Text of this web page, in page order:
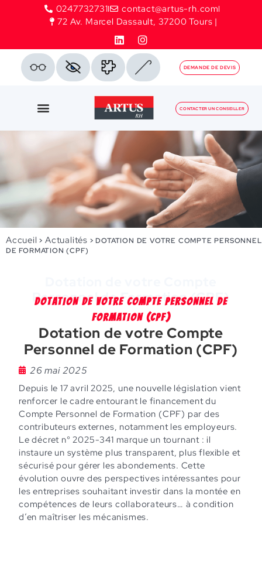
0247732731
contact@artus-rh.com
72 Av. Marcel Dassault, 37200 Tours |
DEMANDE DE DEVIS
CONTACTER UN CONSEILLER
Accueil >Actualités >DOTATION DE VOTRE COMPTE PERSONNEL
DE FORMATION (CPF)
Personnel de Formation (CPF)
DOTATION DE VOTRE COMPTE PERSONNEL DE
FORMATION (CPF)
Dotation de votre Compte
Personnel de Formation (CPF)
26 mai 2025
Depuis le 17 avril 2025, une nouvelle législation vient
renforcer le cadre entourant le financement du
Compte Personnel de Formation (CPF) par des
contributeurs externes, notamment les employeurs.
Le décret n° 2025-341 marque un tournant : il
instaure un système plus transparent, plus flexible et
sécurisé pour gérer les abondements. Cette
évolution ouvre des perspectives intéressantes pour
les entreprises souhaitant investir dans la montée en
compétences de leurs collaborateurs… à condition
d’en maîtriser les mécanismes.